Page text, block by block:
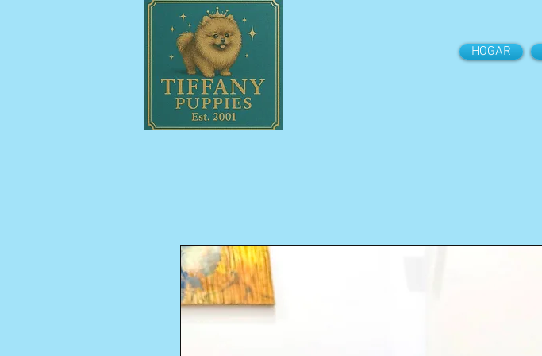
HOGAR